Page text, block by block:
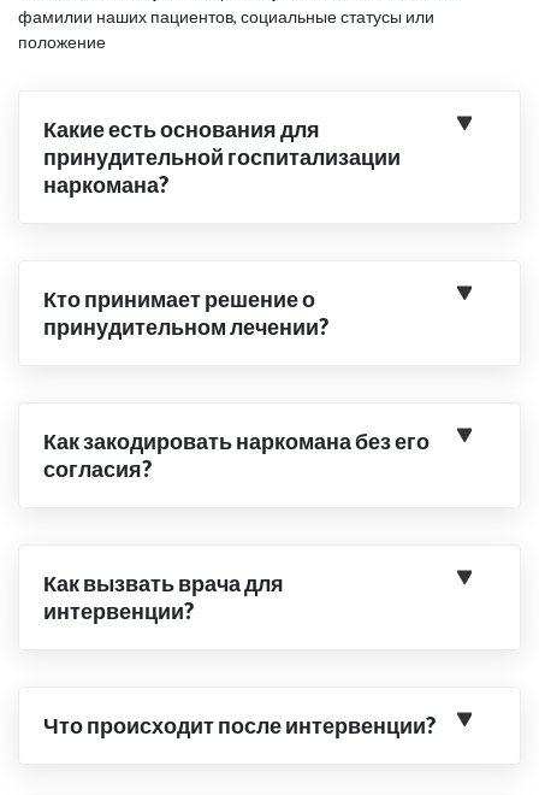
фамилии наших пациентов, социальные статусы или
положение
Какие есть основания для
принудительной госпитализации
наркомана?
Кто принимает решение о
принудительном лечении?
Как закодировать наркомана без его
согласия?
Как вызвать врача для
интервенции?
Что происходит после интервенции?